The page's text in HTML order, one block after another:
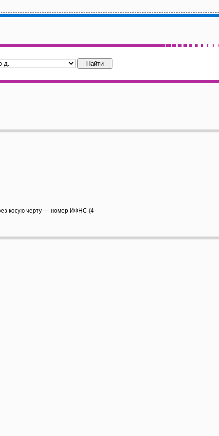
косую черту — номер ИФНС (4